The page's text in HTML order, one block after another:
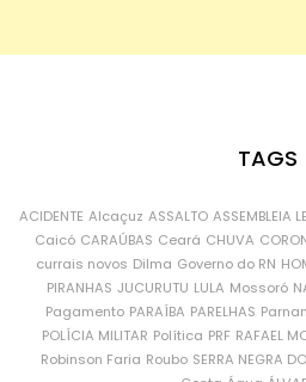
TAGS
ACIDENTE Alcaçuz ASSALTO ASSEMBLEIA
Caicó CARAÚBAS Ceará CHUVA
currais novos Dilma Governo do RN
PIRANHAS JUCURUTU LULA Mossoró
Pagamento PARAÍBA PARELHAS
POLÍCIA MILITAR Política PRF RAFAEL
Robinson Faria Roubo SERRA NEGRA